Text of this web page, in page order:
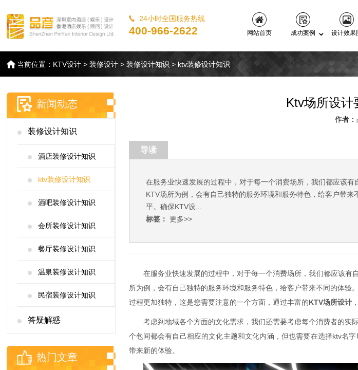
24小时全国服务热线
400-966-2622
网站首页
成功案例 设计效果
当前位置： KTV设计 >装修设计 >装修设计知识 > ktv装修设计知识
新闻动态
装修设计知识
酒店装修设计知识
ktv装修设计知识
酒吧装修设计知识
会所装修设计知识
餐厅装修设计知识
温泉装修设计知识
民宿装修设计知识
答疑解惑
热门文章
Ktv场所设计
作者：
导读
在服务业快速发展的过程中，对于每一个消费场所，我们都应该
KTV场所为例，会有自己独特的服务环境和服务特色，给客户带
平。确保KTV设...
标签： 更多>>
在服务业快速发展的过程中，对于每一个消费场所，我们都应该
所为例，会有自己独特的服务环境和服务特色，给客户带来不同的体验
过程更加独特，这是您需要注意的一个方面，通过丰富的KTV场所设计
考虑到地域各个方面的文化需求，我们还需要考虑每个消费者的实
个包间都会有自己相应的文化主题和文化内涵，但也需要在选择ktv名字
带来新的体验。